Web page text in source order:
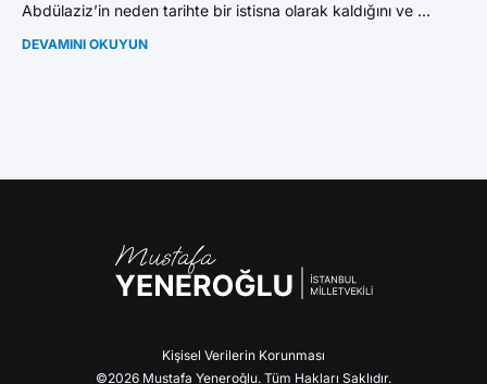
Abdülaziz’in neden tarihte bir istisna olarak kaldığını ve ...
DEVAMINI OKUYUN
Kişisel Verilerin Korunması
©2026 Mustafa Yeneroğlu. Tüm Hakları Saklıdır.